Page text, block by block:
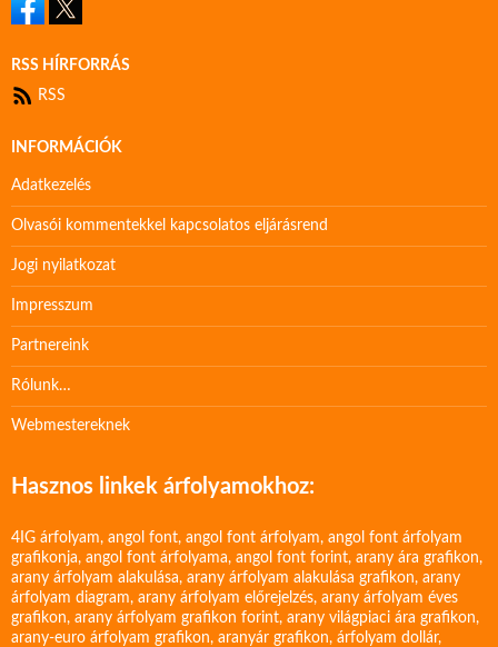
RSS HÍRFORRÁS
RSS
INFORMÁCIÓK
Adatkezelés
Olvasói kommentekkel kapcsolatos eljárásrend
Jogi nyilatkozat
Impresszum
Partnereink
Rólunk…
Webmestereknek
Hasznos linkek árfolyamokhoz:
4IG árfolyam, angol font, angol font árfolyam, angol font árfolyam
grafikonja, angol font árfolyama, angol font forint, arany ára grafikon,
arany árfolyam alakulása, arany árfolyam alakulása grafikon, arany
árfolyam diagram, arany árfolyam előrejelzés, arany árfolyam éves
grafikon, arany árfolyam grafikon forint, arany világpiaci ára grafikon,
arany-euro árfolyam grafikon, aranyár grafikon, árfolyam dollár,